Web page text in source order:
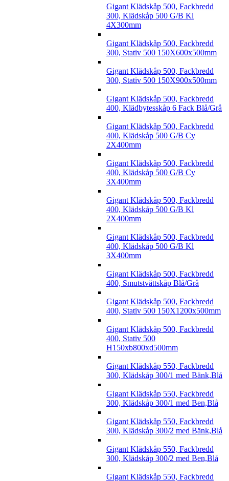
Gigant Klädskåp 500, Fackbredd
300, Klädskåp 500 G/B Kl
4X300mm
Gigant Klädskåp 500, Fackbredd
300, Stativ 500 150X600x500mm
Gigant Klädskåp 500, Fackbredd
300, Stativ 500 150X900x500mm
Gigant Klädskåp 500, Fackbredd
400, Klädbytesskåp 6 Fack Blå/Grå
Gigant Klädskåp 500, Fackbredd
400, Klädskåp 500 G/B Cy
2X400mm
Gigant Klädskåp 500, Fackbredd
400, Klädskåp 500 G/B Cy
3X400mm
Gigant Klädskåp 500, Fackbredd
400, Klädskåp 500 G/B Kl
2X400mm
Gigant Klädskåp 500, Fackbredd
400, Klädskåp 500 G/B Kl
3X400mm
Gigant Klädskåp 500, Fackbredd
400, Smutstvättskåp Blå/Grå
Gigant Klädskåp 500, Fackbredd
400, Stativ 500 150X1200x500mm
Gigant Klädskåp 500, Fackbredd
400, Stativ 500
H150xb800xd500mm
Gigant Klädskåp 550, Fackbredd
300, Klädskåp 300/1 med Bänk,Blå
Gigant Klädskåp 550, Fackbredd
300, Klädskåp 300/1 med Ben,Blå
Gigant Klädskåp 550, Fackbredd
300, Klädskåp 300/2 med Bänk,Blå
Gigant Klädskåp 550, Fackbredd
300, Klädskåp 300/2 med Ben,Blå
Gigant Klädskåp 550, Fackbredd